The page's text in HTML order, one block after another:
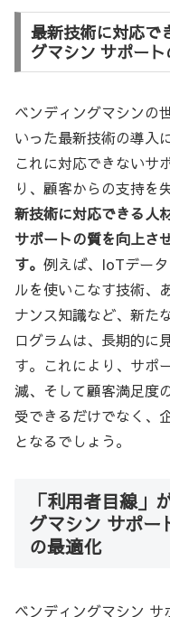
最新技術に対応で
グマシン サポー
ベンディングマシンの
いった最新技術の導入
これに対応できないサ
り、顧客からの支持を
新技術に対応できる人
サポートの質を向上さ
す。 例えば、IoTデー
ルを使いこなす技術、
ナンス知識など、新た
ログラムは、長期的に
す。これにより、サポ
減、そして顧客満足度
受できるだけでなく、
となるでしょう。
「利用者目線」
グマシン サポー
の最適化
ベンディングマシン